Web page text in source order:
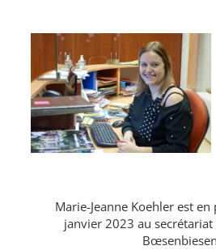
Marie-Jeanne Koehler est
janvier 2023 au